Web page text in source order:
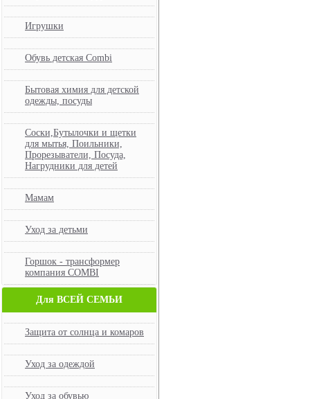
Игрушки
Обувь детская Combi
Бытовая химия для детской
одежды, посуды
Соски,Бутылочки и щетки
для мытья, Поильники,
Прорезыватели, Посуда,
Нагрудники для детей
Мамам
Уход за детьми
Горшок - трансформер
компания COMBI
Для ВСЕЙ СЕМЬИ
Защита от солнца и комаров
Уход за одеждой
Уход за обувью